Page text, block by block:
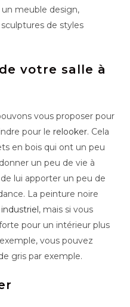
meuble design,
de styles
votre salle à
vous proposer pour
pour le relooker. Cela
en bois qui ont un peu
un peu de vie à
lui apporter un peu de
La peinture noire
, mais si vous
pour un intérieur plus
vous pouvez
gris par exemple.